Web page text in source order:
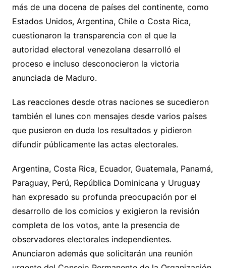
más de una docena de países del continente, como
Estados Unidos, Argentina, Chile o Costa Rica,
cuestionaron la transparencia con el que la
autoridad electoral venezolana desarrolló el
proceso e incluso desconocieron la victoria
anunciada de Maduro.
Las reacciones desde otras naciones se sucedieron
también el lunes con mensajes desde varios países
que pusieron en duda los resultados y pidieron
difundir públicamente las actas electorales.
Argentina, Costa Rica, Ecuador, Guatemala, Panamá,
Paraguay, Perú, República Dominicana y Uruguay
han expresado su profunda preocupación por el
desarrollo de los comicios y exigieron la revisión
completa de los votos, ante la presencia de
observadores electorales independientes.
Anunciaron además que solicitarán una reunión